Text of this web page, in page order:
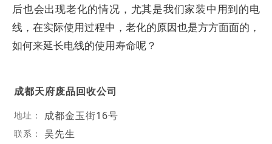
后也会出现老化的情况，尤其是我们家装中用到的电
线，在实际使用过程中，老化的原因也是方方面面的，
如何来延长电线的使用寿命呢？
成都天府废品回收公司
地址： 成都金玉街16号
联系： 吴先生